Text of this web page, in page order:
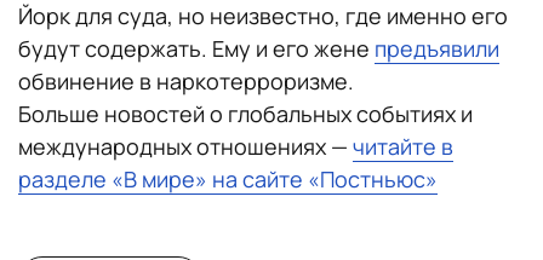
Йорк для суда, но неизвестно, где именно его
будут содержать. Ему и его жене предъявили
обвинение в наркотерроризме.
Больше новостей о глобальных событиях и
международных отношениях — читайте в
разделе «В мире» на сайте «Постньюс»